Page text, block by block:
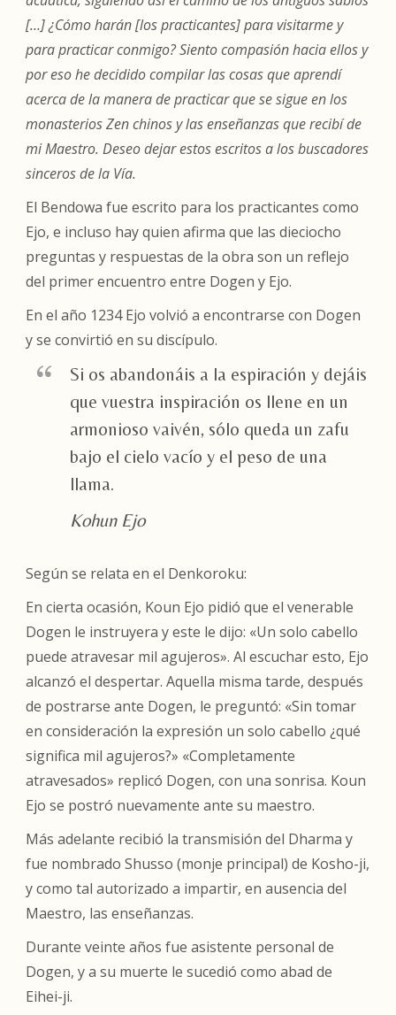
[…] ¿Cómo harán [los practicantes] para visitarme y
para practicar conmigo? Siento compasión hacia ellos y
por eso he decidido compilar las cosas que aprendí
acerca de la manera de practicar que se sigue en los
monasterios Zen chinos y las enseñanzas que recibí de
mi Maestro. Deseo dejar estos escritos a los buscadores
sinceros de la Vía.
El Bendowa fue escrito para los practicantes como
Ejo, e incluso hay quien afirma que las dieciocho
preguntas y respuestas de la obra son un reflejo
del primer encuentro entre Dogen y Ejo.
En el año 1234 Ejo volvió a encontrarse con Dogen
y se convirtió en su discípulo.
Si os abandonáis a la espiración y dejáis
que vuestra inspiración os llene en un
armonioso vaivén, sólo queda un zafu
bajo el cielo vacío y el peso de una
llama.
Kohun Ejo
Según se relata en el Denkoroku:
En cierta ocasión, Koun Ejo pidió que el venerable
Dogen le instruyera y este le dijo: «Un solo cabello
puede atravesar mil agujeros». Al escuchar esto, Ejo
alcanzó el despertar. Aquella misma tarde, después
de postrarse ante Dogen, le preguntó: «Sin tomar
en consideración la expresión un solo cabello ¿qué
significa mil agujeros?» «Completamente
atravesados» replicó Dogen, con una sonrisa. Koun
Ejo se postró nuevamente ante su maestro.
Más adelante recibió la transmisión del Dharma y
fue nombrado Shusso (monje principal) de Kosho-ji,
y como tal autorizado a impartir, en ausencia del
Maestro, las enseñanzas.
Durante veinte años fue asistente personal de
Dogen, y a su muerte le sucedió como abad de
Eihei-ji.